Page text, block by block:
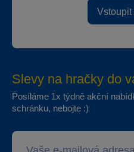
Vstoupit
Slevy na hračky do
Posíláme 1x týdně akční
schránku, nebojte :)